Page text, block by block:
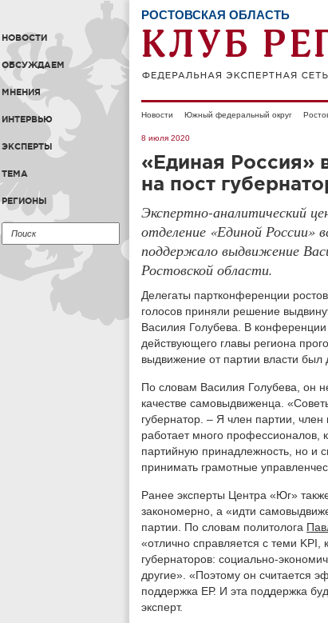
НОВОСТИ
ОБСУЖДАЕМ
МНЕНИЯ
ИНТЕРВЬЮ
ЭКСПЕРТЫ
ТЕМА
РЕГИОНЫ
РОСТОВСКАЯ ОБЛАСТЬ
Новости Южный федеральный округ
8 июля 2020
«Единая Россия»
на пост
Экспертно-аналитический
отделение «Единой России»
поддержало выдвижение
Ростовской области.
Делегаты партконференции
голосов приняли решение
Василия Голубева. В конференции
действующего главы региона
выдвижение от партии власти был
По словам Василия Голубева, он
качестве самовыдвиженца.
губернатор. – Я член партии,
работает много профессионалов,
партийную принадлежность, но и
принимать грамотные
Ранее эксперты Центра «Юг»
закономерно, а «идти
партии. По словам политолога
«отлично справляется с теми
губернаторов: социально-
другие». «Поэтому он считается
поддержка ЕР. И эта поддержка
эксперт.